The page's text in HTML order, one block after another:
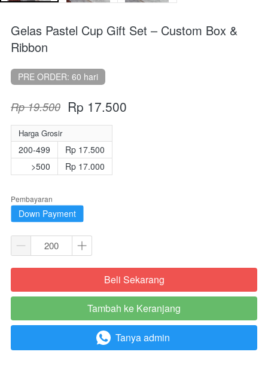
Gelas Pastel Cup Gift Set – Custom Box &
Ribbon
PRE ORDER: 60 hari
Rp 19.500 Rp 17.500
Harga Grosir
200-499
>500
Rp 17.500
Rp 17.000
Pembayaran
Down Payment
`Beli Sekarang
`
Tambah ke Keranjang
` Tanya admin